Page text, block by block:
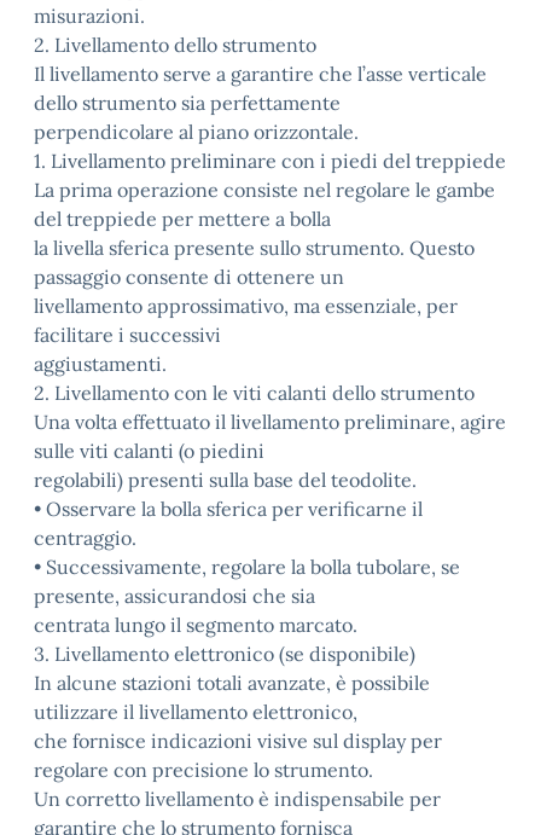
misurazioni.
2. Livellamento dello strumento
Il livellamento serve a garantire che l’asse verticale
dello strumento sia perfettamente
perpendicolare al piano orizzontale.
1. Livellamento preliminare con i piedi del treppiede
La prima operazione consiste nel regolare le gambe
del treppiede per mettere a bolla
la livella sferica presente sullo strumento. Questo
passaggio consente di ottenere un
livellamento approssimativo, ma essenziale, per
facilitare i successivi
aggiustamenti.
2. Livellamento con le viti calanti dello strumento
Una volta effettuato il livellamento preliminare, agire
sulle viti calanti (o piedini
regolabili) presenti sulla base del teodolite.
• Osservare la bolla sferica per verificarne il
centraggio.
• Successivamente, regolare la bolla tubolare, se
presente, assicurandosi che sia
centrata lungo il segmento marcato.
3. Livellamento elettronico (se disponibile)
In alcune stazioni totali avanzate, è possibile
utilizzare il livellamento elettronico,
che fornisce indicazioni visive sul display per
regolare con precisione lo strumento.
Un corretto livellamento è indispensabile per
garantire che lo strumento fornisca